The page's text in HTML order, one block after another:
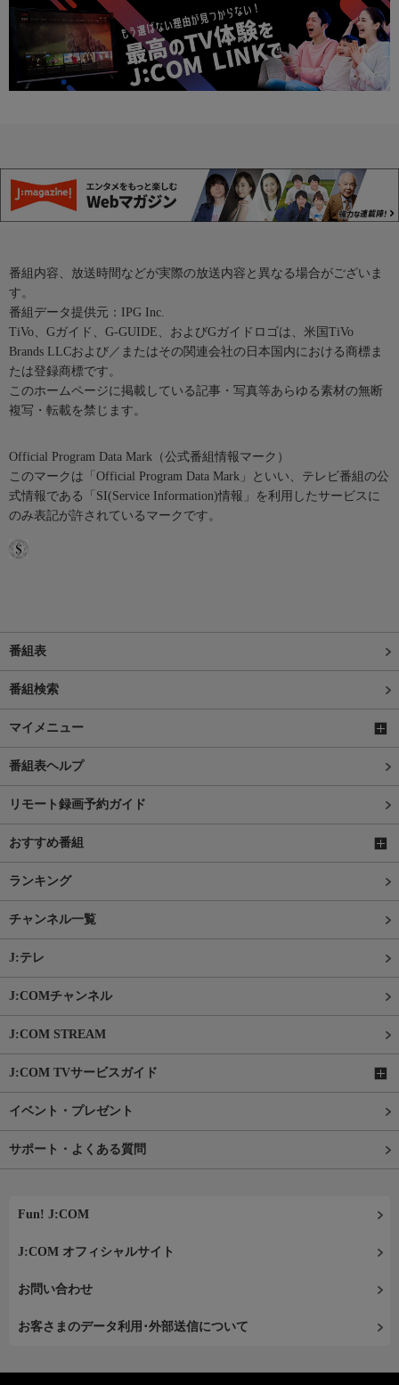
番組内容、放送時間などが実際の放送内容と異なる場合がございま
す。
番組データ提供元：IPG Inc.
TiVo、Gガイド、G-GUIDE、およびGガイドロゴは、米国TiVo
Brands LLCおよび／またはその関連会社の日本国内における商標ま
たは登録商標です。
このホームページに掲載している記事・写真等あらゆる素材の無断
複写・転載を禁じます。
Official Program Data Mark（公式番組情報マーク）
このマークは「Official Program Data Mark」といい、テレビ番組の公
式情報である「SI(Service Information)情報」を利用したサービスに
のみ表記が許されているマークです。
番組表
番組検索
マイメニュー
番組表ヘルプ
リモート録画予約ガイド
おすすめ番組
ランキング
チャンネル一覧
J:テレ
J:COMチャンネル
J:COM STREAM
J:COM TVサービスガイド
イベント・プレゼント
サポート・よくある質問
Fun! J:COM
J:COM オフィシャルサイト
お問い合わせ
お客さまのデータ利用･外部送信について